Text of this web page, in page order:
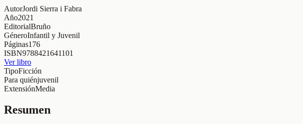
AutorJordi Sierra i Fabra
Año2021
EditorialBruño
GéneroInfantil y Juvenil
Páginas176
ISBN9788421641101
Ver libro
TipoFicción
Para quiénjuvenil
ExtensiónMedia
Resumen